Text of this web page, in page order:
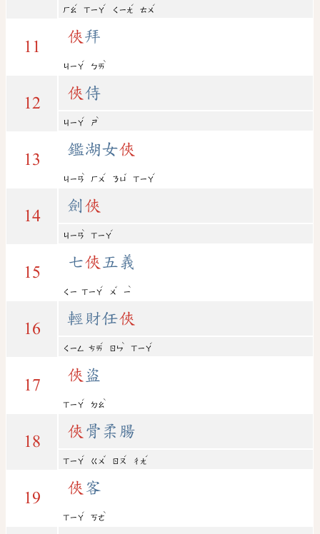
ㄏㄠ
ˊ
ㄒㄧㄚ
ˊ
ㄑㄧㄤ
ˊ
ㄊㄨ
ˊ
11
俠拜
ㄐㄧㄚ
ˊ
ㄅㄞ
ˋ
12
俠侍
ㄐㄧㄚ
ˊ
ㄕ
ˋ
13
鑑湖女俠
ㄐㄧㄢ
ˋ
ㄏㄨ
ˊ
ㄋㄩ
ˇ
ㄒㄧㄚ
ˊ
14
劍俠
ㄐㄧㄢ
ˋ
ㄒㄧㄚ
ˊ
15
七俠 五義
ㄑㄧ ㄒㄧㄚ
ˊ
ㄨ
ˇ
ㄧ
ˋ
16
輕財任俠
ㄑㄧㄥ ㄘㄞ
ˊ
ㄖㄣ
ˋ
ㄒㄧㄚ
ˊ
17
俠 盜
ㄒㄧㄚ
ˊ
ㄉㄠ
ˋ
18
俠 骨柔腸
ㄒㄧㄚ
ˊ
ㄍㄨ
ˇ
ㄖㄡ
ˊ
ㄔㄤ
ˊ
19
俠 客
ㄒㄧㄚ
ˊ
ㄎㄜ
ˋ